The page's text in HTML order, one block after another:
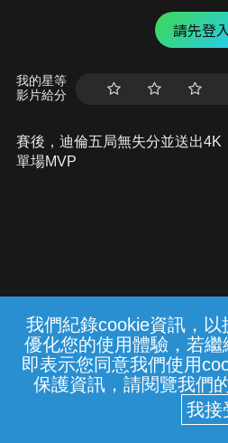
我們紀錄cookie資訊，
優化您的使用體驗，若繼
即表示您同意我們使用
保護資訊，請閱覽我們
請先登
我的星等
影片給分
賽後，迪倫五局無失分並送出4K
單場MVP
常見問題 線上客服
中華電信股份有限公
(統一編號：